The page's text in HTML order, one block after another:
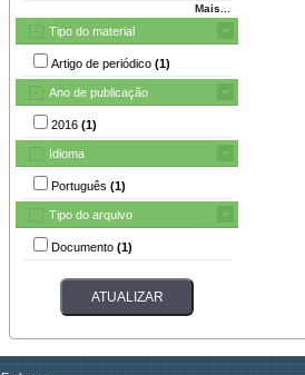
Mais...
Tipo do material
Artigo de periódico (1)
Ano de publicação
2016 (1)
Idioma
Português (1)
Tipo do arquivo
Documento (1)